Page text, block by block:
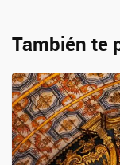
También te